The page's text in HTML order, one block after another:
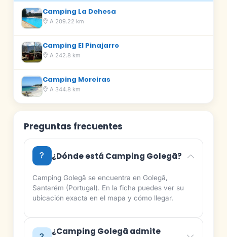
Camping La Dehesa
A 209.22 km
Camping El Pinajarro
A 242.8 km
Camping Moreiras
A 344.8 km
Preguntas frecuentes
¿Dónde está Camping Golegã?
Camping Golegã se encuentra en Golegã,
Santarém (Portugal). En la ficha puedes ver su
ubicación exacta en el mapa y cómo llegar.
¿Camping Golegã admite